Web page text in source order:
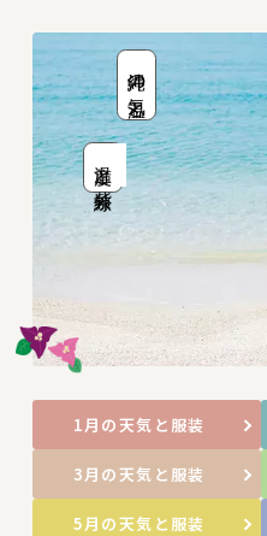
沖縄の気温と
温度と紫外線
1月の天気と服装
3月の天気と服装
5月の天気と服装